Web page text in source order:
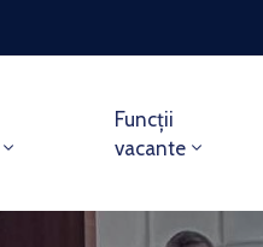
Funcții
vacante